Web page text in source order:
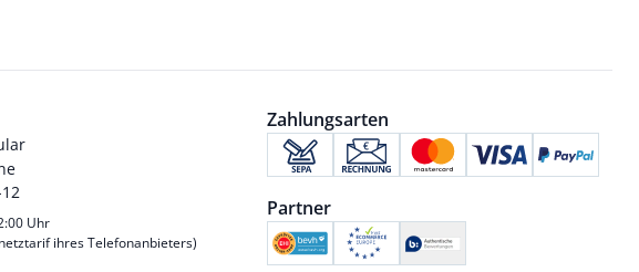
Uhr
ihres Telefonanbieters)
Zahlungsarten
Partner